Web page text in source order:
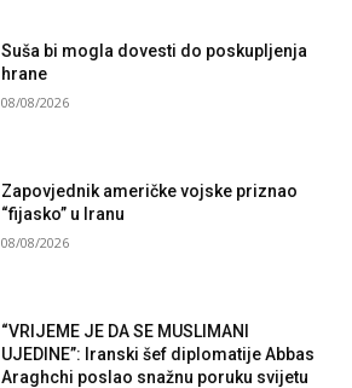
Suša bi mogla dovesti do poskupljenja
hrane
08/08/2026
Zapovjednik američke vojske priznao
“fijasko” u Iranu
08/08/2026
“VRIJEME JE DA SE MUSLIMANI
UJEDINE”: Iranski šef diplomatije Abbas
Araghchi poslao snažnu poruku svijetu